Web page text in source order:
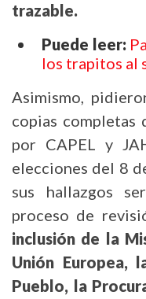
trazable.
Puede leer:
los trapitos al
Asimismo,
copias completas
por CAPEL y
elecciones del 8
sus hallazgos
proceso de
inclusión de la
Unión Europea,
Pueblo, la